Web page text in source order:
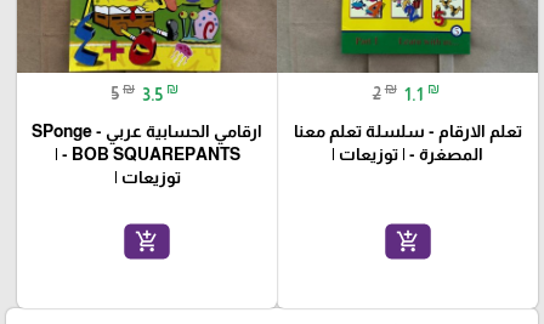
2 ₪ 1.1 ₪
تعلم الارقام - سلسلة تعلم معنا
المصغرة - | توزيعات |
add_shopping_cart
5 ₪ 3.5 ₪
ارقامي الحسابية عربي - SPonge
BOB SQUAREPANTS - |
توزيعات |
add_shopping_cart